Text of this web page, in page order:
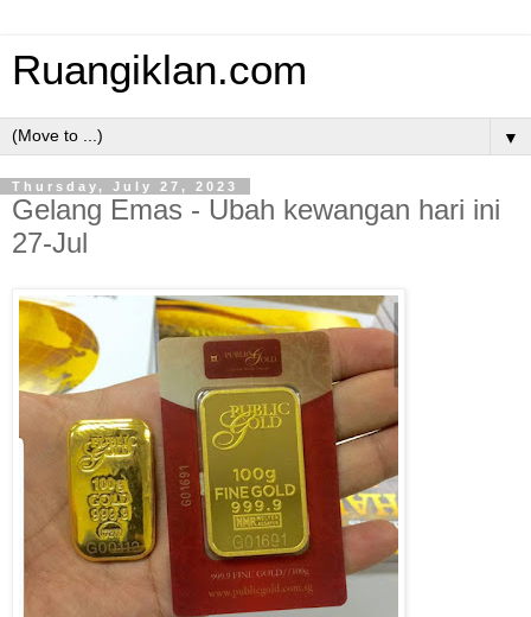
Ruangiklan.com
▼
Thursday, July 27, 2023
Gelang Emas - Ubah kewangan hari ini
27-Jul